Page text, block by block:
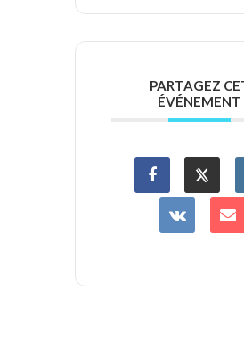
PARTAGEZ
ÉVÉNEMENT